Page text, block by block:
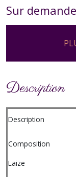
Sur demande
Description
Description
Composition
Laize